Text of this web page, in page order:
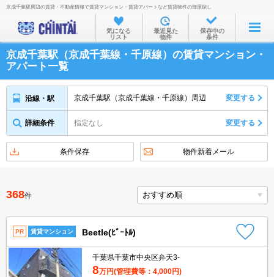
お部屋を探す
沿線・駅から
住所から
家賃相場から
不動産会社から
京成千葉駅周辺の賃貸・不動産情報で賃貸マンション・賃貸アパートなど賃貸物件の部屋探し
気になる
リスト
最近見た
物件
保存中の
条件
京成千葉駅（京成千葉線・千原線）の賃貸マンション・
アパート一覧
沿線・駅 京成千葉駅（京成千葉線・千原線）周辺 変更する
詳細条件 指定なし 変更する
条件保存 物件新着メール
368件
PR 賃貸マンション Beetle(ﾋﾞｰﾄﾙ)
千葉県千葉市中央区弁天3-
8万円(管理費等：4,000円)